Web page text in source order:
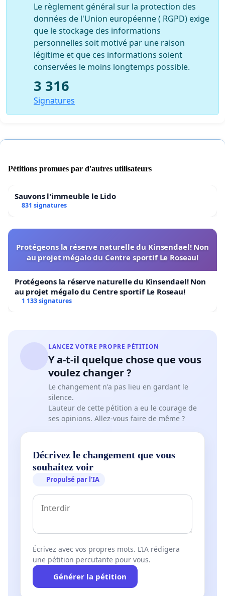
nombre d'artistes reçoivent des menaces de mort tous
les jours via les réseaux sociaux, appels téléphoniques
Le Syndicats des Artistes Plasticiens a annoncé dans sa
conférence de presse qu’il portait plainte contre 3
ministres, dont celui de la Culture.
Nous vous adressons cette lettre, chers collègues, amis
de bien vouloir rédiger des communiqués exprimant
Pour avoir un impact fort et efficace, ce communiqué
et d’associations des différents secteurs de l’Art (arts
plastiques, cinéma, danse, théâtre, musique…)
Une dénonciation internationale la plus vigoureuse
possible qui pourrait être adressée à ce gouvernement
et qui circulerait à travers la presse et le Net
d'expression et la vie des artistes.
La situation est gravement critique, votre soutien et
votre engagement pour notre cause seront une action
des plus salutaires.
Dear Friends,
Le règlement général sur la protection des
données de l'Union européenne ( RGPD) exige
que le stockage des informations
personnelles soit motivé par une raison
légitime et que ces informations soient
conservées le moins longtemps possible.
3 316
Signatures
Pétitions promues par d'autres utilisateurs
Sauvons l'immeuble le Lido
831 signatures
Protégeons la réserve naturelle du Kinsendael! Non
au projet mégalo du Centre sportif Le Roseau!
Protégeons la réserve naturelle du Kinsendael! Non
au projet mégalo du Centre sportif Le Roseau!
1 133 signatures
LANCEZ VOTRE PROPRE PÉTITION
Y a-t-il quelque chose que vous
voulez changer ?
Le changement n'a pas lieu en gardant le
silence.
L'auteur de cette pétition a eu le courage de
ses opinions. Allez-vous faire de même ?
Décrivez le changement que vous
souhaitez voir
Propulsé par l’IA
Écrivez avec vos propres mots. L’IA rédigera
une pétition percutante pour vous.
Générer la pétition